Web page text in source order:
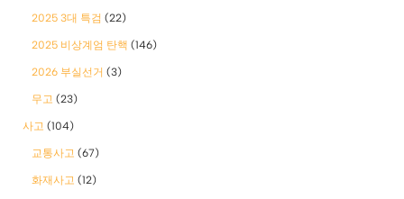
2025 3대 특검 (22)
2025 비상계엄 탄핵 (146)
2026 부실선거 (3)
무고 (23)
사고 (104)
교통사고 (67)
화재사고 (12)